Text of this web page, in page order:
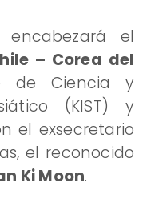
el
– Corea del
de Ciencia y
(KIST) y
el exsecretario
el reconocido
Ki Moon.